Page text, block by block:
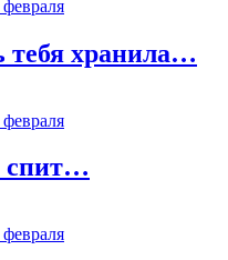
хранила…
спит…